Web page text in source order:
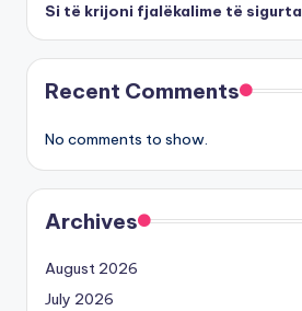
Si të krijoni fjalëkalime të sigurta
Recent Comments
No comments to show.
Archives
August 2026
July 2026